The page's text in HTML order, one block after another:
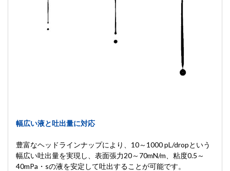
幅広い液と吐出量に対応
豊富なヘッドラインナップにより、10～1000 pL/dropという
幅広い吐出量を実現し、表面張力20～70mN/m、粘度0.5～
40mPa・sの液を安定して吐出することが可能です。